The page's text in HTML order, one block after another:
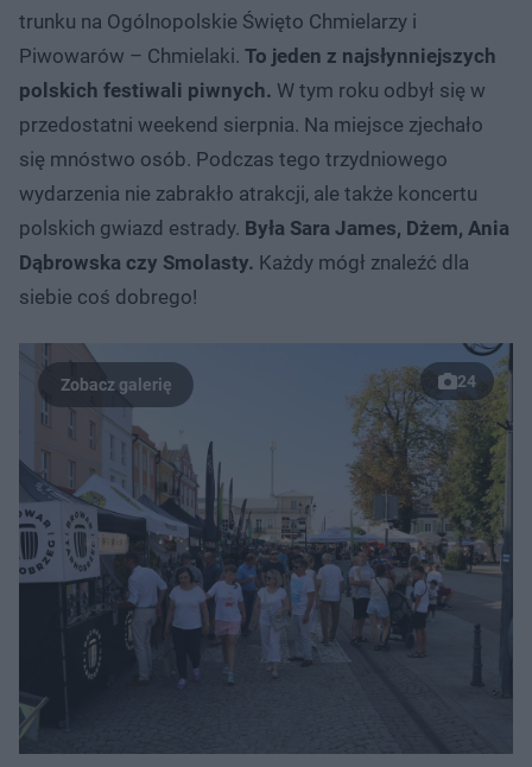
trunku na Ogólnopolskie Święto Chmielarzy i
Piwowarów – Chmielaki. To jeden z najsłynniejszych
polskich festiwali piwnych. W tym roku odbył się w
przedostatni weekend sierpnia. Na miejsce zjechało
się mnóstwo osób. Podczas tego trzydniowego
wydarzenia nie zabrakło atrakcji, ale także koncertu
polskich gwiazd estrady. Była Sara James, Dżem, Ania
Dąbrowska czy Smolasty. Każdy mógł znaleźć dla
siebie coś dobrego!
24